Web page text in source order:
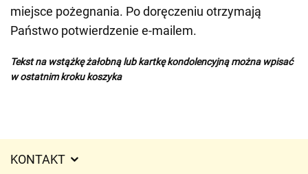
miejsce pożegnania. Po doręczeniu otrzymają
Państwo potwierdzenie e-mailem.
Tekst na wstążkę żałobną lub kartkę kondolencyjną można wpisać
w ostatnim kroku koszyka
KONTAKT